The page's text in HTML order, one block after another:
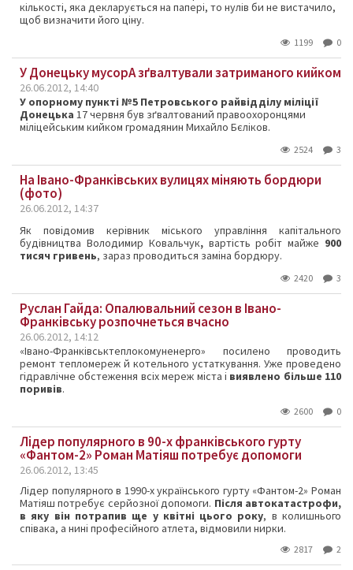
кількості, яка декларується на папері, то нулів би не вистачило,
щоб визначити його ціну.
1199 0
У Донецьку мусорА зґвалтували затриманого кийком
26.06.2012, 14:40
У опорному пункті №5 Петровського райвідділу міліції
Донецька 17 червня був зґвалтований правоохоронцями
міліцейським кийком громадянин Михайло Бєліков.
2524 3
На Івано-Франківських вулицях міняють бордюри
(фото)
26.06.2012, 14:37
Як повідомив керівник міського управління капітального
будівництва Володимир Ковальчук, вартість робіт майже 900
тисяч гривень, зараз проводиться заміна бордюру.
2420 3
Руслан Гайда: Опалювальний сезон в Івано-
Франківську розпочнеться вчасно
26.06.2012, 14:12
«Івано-Франківськтеплокомуненерго» посилено проводить
ремонт тепломереж й котельного устаткування. Уже проведено
гідравлічне обстеження всіх мереж міста і виявлено більше 110
поривів.
2600 0
Лідер популярного в 90-х франківського гурту
«Фантом-2» Роман Матіяш потребує допомоги
26.06.2012, 13:45
Лідер популярного в 1990-х українського гурту «Фантом-2» Роман
Матіяш потребує серйозної допомоги. Після автокатастрофи,
в яку він потрапив ще у квітні цього року, в колишнього
співака, а нині професійного атлета, відмовили нирки.
2817 2